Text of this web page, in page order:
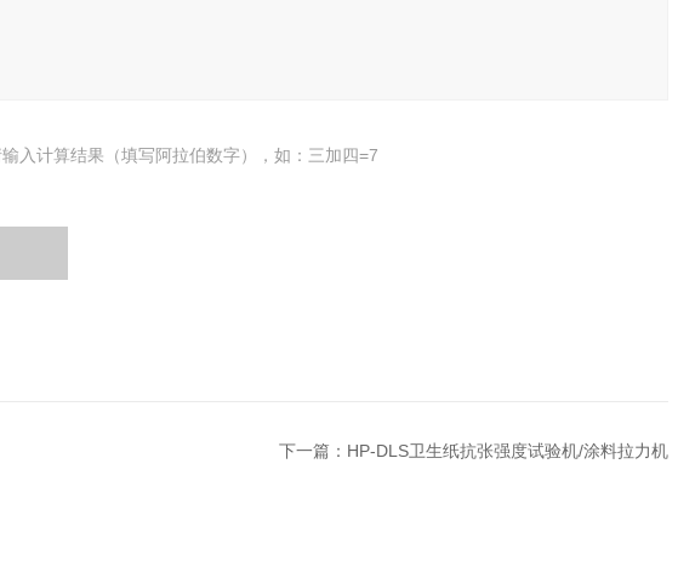
入计算结果（填写阿拉伯数字），如：三加四=7
下一篇： HP-DLS卫生纸抗张强度试验机/涂料拉力机